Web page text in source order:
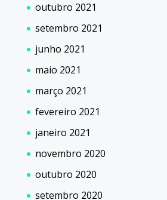
outubro 2021
setembro 2021
junho 2021
maio 2021
março 2021
fevereiro 2021
janeiro 2021
novembro 2020
outubro 2020
setembro 2020